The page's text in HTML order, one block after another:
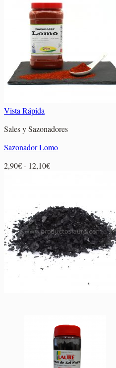
desde
3,30€
hasta
16,40€
Vista Rápida
Sales y Sazonadores
Sazonador Lomo
2,90€- 12,10€Rango
2,90€
hasta
12,10€